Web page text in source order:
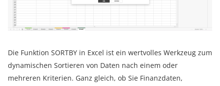
Die Funktion SORTBY in Excel ist ein wertvolles Werkzeug zum
dynamischen Sortieren von Daten nach einem oder
mehreren Kriterien. Ganz gleich, ob Sie Finanzdaten,